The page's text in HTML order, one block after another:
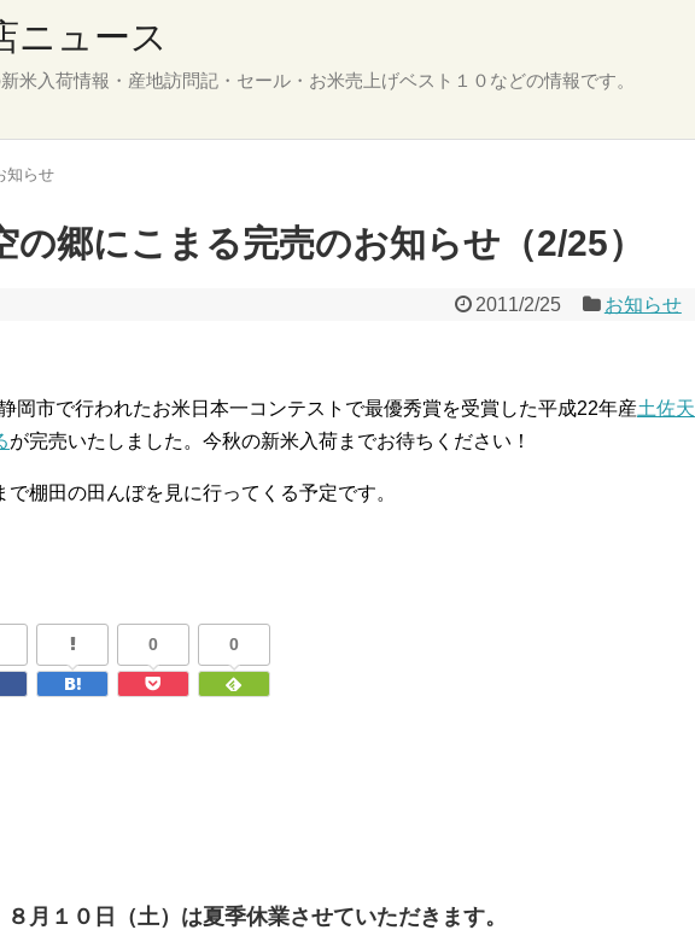
ニュース
米入荷情報・産地訪問記・セール・お米売上げベスト１０などの情報です。
知らせ
の郷にこまる完売のお知らせ（2/25）
2011/2/25 お知らせ
岡市で行われたお米日本一コンテストで最優秀賞を受賞した平成22年産土佐天
が完売いたしました。今秋の新米入荷までお待ちください！
で棚田の田んぼを見に行ってくる予定です。
0 0
８月１０日（土）は夏季休業させていただきます。